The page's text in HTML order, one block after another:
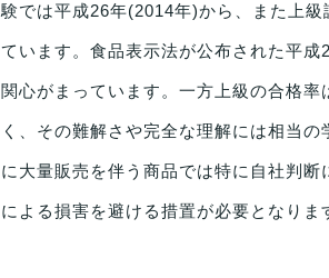
験では平成26年(2014年)から、また上
ています。食品表示法が公布された平
関心がまっています。一方上級の合格
く、その難解さや完全な理解には相当
に大量販売を伴う商品では特に自社判
による損害を避ける措置が必要となりま